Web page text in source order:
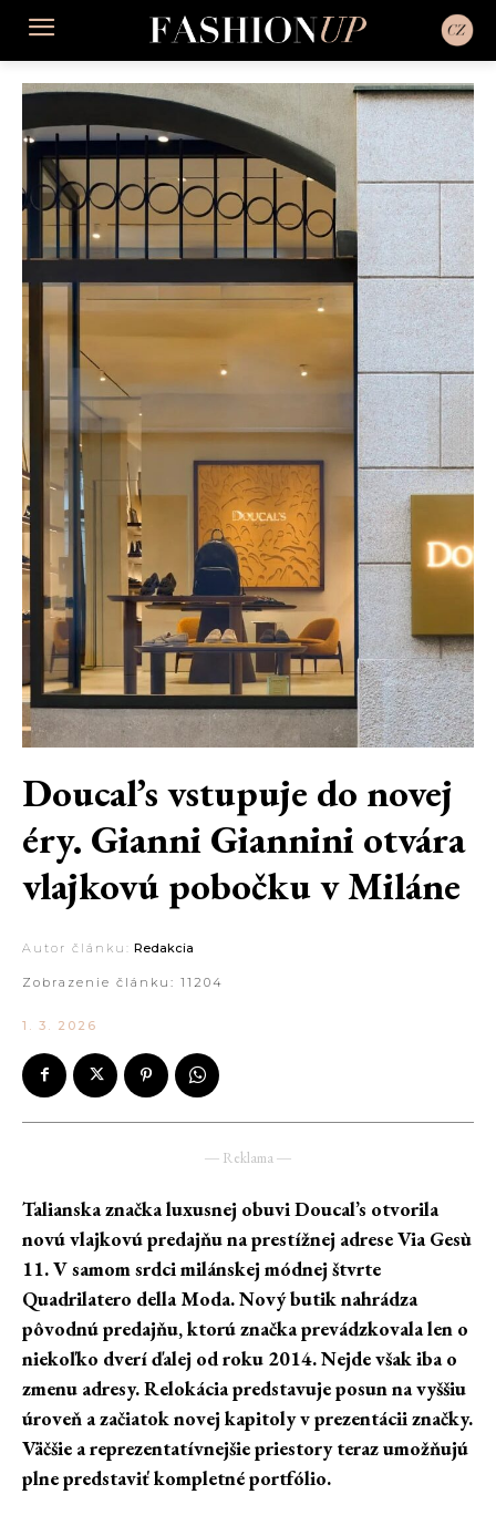
Doucal’s vstupuje do novej
éry. Gianni Giannini otvára
vlajkovú pobočku v Miláne
Autor článku: Redakcia
Zobrazenie článku: 11204
1. 3. 2026
― Reklama ―
Talianska značka luxusnej obuvi Doucal’s otvorila
novú vlajkovú predajňu na prestížnej adrese Via Gesù
11. V samom srdci milánskej módnej štvrte
Quadrilatero della Moda. Nový butik nahrádza
pôvodnú predajňu, ktorú značka prevádzkovala len o
niekoľko dverí ďalej od roku 2014. Nejde však iba o
zmenu adresy. Relokácia predstavuje posun na vyššiu
úroveň a začiatok novej kapitoly v prezentácii značky.
Väčšie a reprezentatívnejšie priestory teraz umožňujú
plne predstaviť kompletné portfólio.